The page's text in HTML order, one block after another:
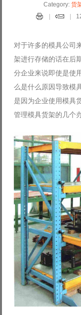
Category:货
对于许多的模具公司
架进行存储的话在后
分企业来说即使是使
么是什么原因导致模
是因为企业使用模具
管理模具货架的几个
Remember Me
Log in with
Forgot your password?
Forgot your username?